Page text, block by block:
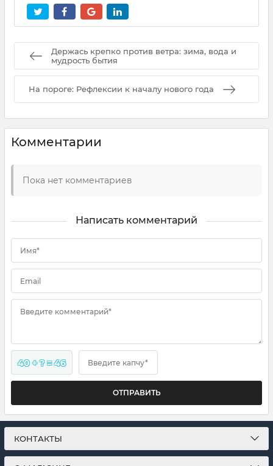
Держась крепко против ветра: зима, вода и
мудрость бытия
На пороге: Рефлексии к началу нового года
Комментарии
Пока нет комментариев
Написать комментарий
Имя*
Email
Введите комментарий*
40 + ? = 46 Введите капчу*
ОТПРАВИТЬ
КОНТАКТЫ